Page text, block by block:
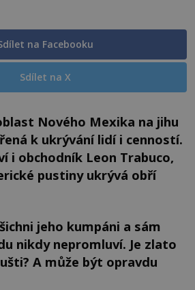
na Facebooku
Sdílet na X
Nového Mexika na jihu
k ukrývání lidí i cenností.
i obchodník Leon Trabuco,
pustiny ukrývá obří
jeho kumpáni a sám
nikdy nepromluví. Je zlato
A může být opravdu